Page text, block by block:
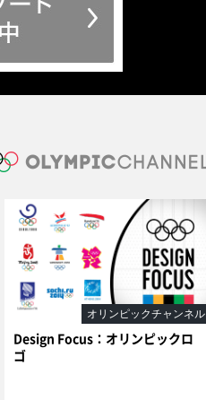
Design Focus：オリンピックロ
ゴ
オリンピックチャンネル